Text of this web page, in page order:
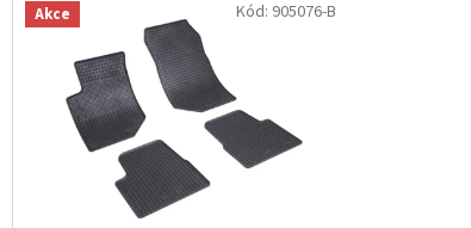
Akce Kód: 905076-B